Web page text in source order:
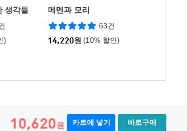
생각들
)
메멘과 모리
63건
14,220원 (10% 할인)
10,620원 카트에 넣기 바로구매